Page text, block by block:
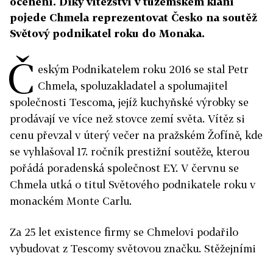
pojede Chmela reprezentovat Česko na soutěž
Světový podnikatel roku do Monaka.
Č eským Podnikatelem roku 2016 se stal Petr
Chmela, spoluzakladatel a spolumajitel
společnosti Tescoma, jejíž kuchyňské výrobky se
prodávají ve více než stovce zemí světa. Vítěz si
cenu převzal v úterý večer na pražském Žofíně, kde
se vyhlašoval 17. ročník prestižní soutěže, kterou
pořádá poradenská společnost EY. V červnu se
Chmela utká o titul Světového podnikatele roku v
monackém Monte Carlu.
Za 25 let existence firmy se Chmelovi podařilo
vybudovat z Tescomy světovou značku. Stěžejními